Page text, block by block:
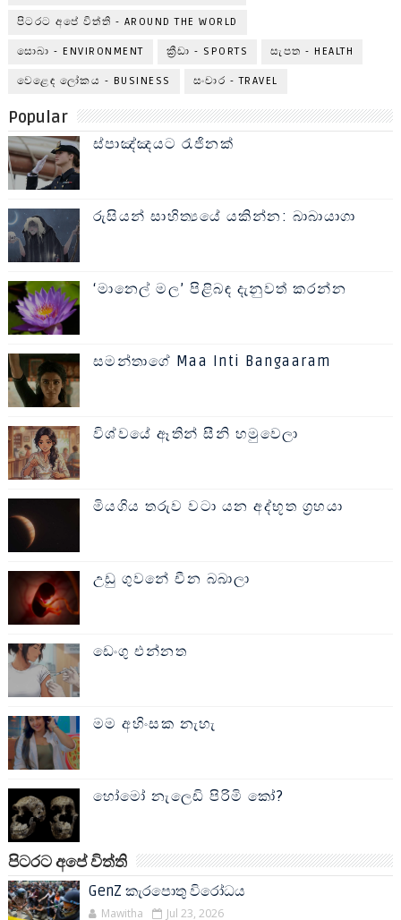
පිටරට අපේ විත්ති - AROUND THE WORLD
සොබා - ENVIRONMENT ක්‍රීඩා - SPORTS සැපත - HEALTH
වෙළෙඳ ලෝකය - BUSINESS සංචාර - TRAVEL
Popular
ස්පාඤ්ඤයට රැජිනක්
රුසියන් සාහිත්‍යයේ යකින්න: බාබායාගා
‘මානෙල් මල’ පිළිබඳ දැනුවත් කරන්න
සමන්තාගේ Maa Inti Bangaaram
විශ්වයේ ඈතින් සීනි හමුවෙලා
මියගිය තරුව වටා යන අද්භූත ග්‍රහයා
උඩු ගුවනේ චීන බබාලා
ඩෙංගු එන්නත
මම අහිංසක නැහැ
හෝමෝ නැලෙඩි පිරිමි කෝ?
පිටරට අපේ විත්ති
GenZ කැරපොතු විරෝධය
Mawitha Jul 23, 2026